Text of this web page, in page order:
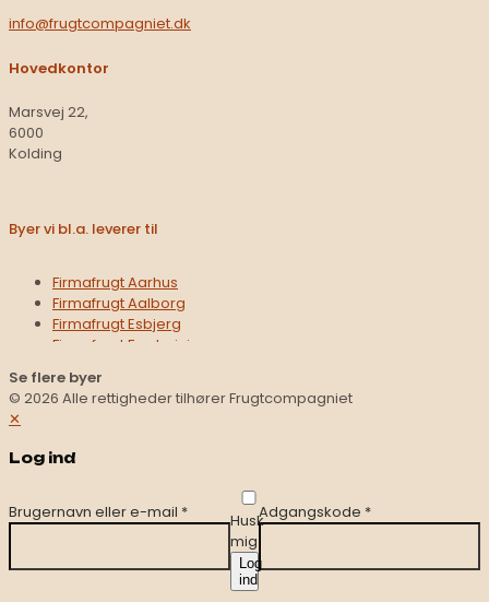
info@frugtcompagniet.dk
Hovedkontor
Marsvej 22,
6000
Kolding
Byer vi bl.a. leverer til
Firmafrugt Aarhus
Firmafrugt Aalborg
Firmafrugt Esbjerg
Firmafrugt Fredericia
Firmafrugt Hedensted
Firmafrugt Herning
Firmafrugt Holstebro
Firmafrugt Horsens
Firmafrugt Middelfart
Firmafrugt Nørresund
Firmafrugt Randers
Se flere byer
© 2026 Alle rettigheder tilhører Frugtcompagniet
✕
Log ind
Brugernavn eller e-mail * Adgangskode *
Husk
mig
Log
ind